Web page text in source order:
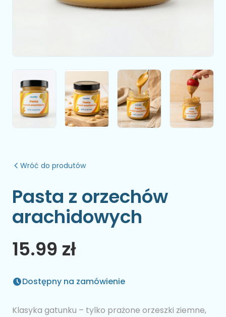
Wróć do produtów
Pasta z orzechów
arachidowych
15.99 zł
Dostępny na zamówienie
Klasyka gatunku – tylko prażone orzeszki ziemne,